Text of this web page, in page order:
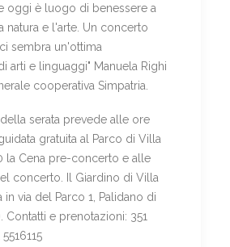
oggi è luogo di benessere a
natura e l'arte. Un concerto
sembra un'ottima
arti e linguaggi" Manuela Righi
cooperativa Simpatria.
serata prevede alle ore
gratuita al Parco di Villa
la Cena pre-concerto e alle
concerto. Il Giardino di Villa
in via del Parco 1, Palidano di
Contatti e prenotazioni: 351